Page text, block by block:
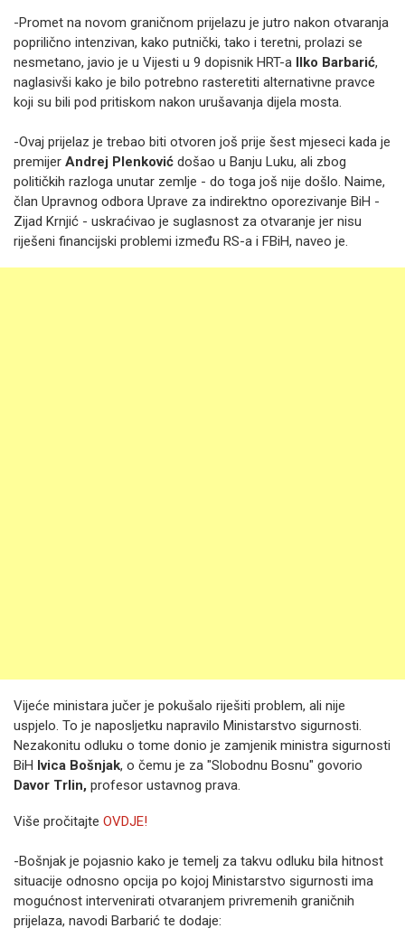
-Promet na novom graničnom prijelazu je jutro nakon otvaranja
poprilično intenzivan, kako putnički, tako i teretni, prolazi se
nesmetano, javio je u Vijesti u 9 dopisnik HRT-a Ilko Barbarić,
naglasivši kako je bilo potrebno rasteretiti alternativne pravce
koji su bili pod pritiskom nakon urušavanja dijela mosta.
-Ovaj prijelaz je trebao biti otvoren još prije šest mjeseci kada je
premijer Andrej Plenković došao u Banju Luku, ali zbog
političkih razloga unutar zemlje - do toga još nije došlo. Naime,
član Upravnog odbora Uprave za indirektno oporezivanje BiH -
Zijad Krnjić - uskraćivao je suglasnost za otvaranje jer nisu
riješeni financijski problemi između RS-a i FBiH, naveo je.
Vijeće ministara jučer je pokušalo riješiti problem, ali nije
uspjelo. To je naposljetku napravilo Ministarstvo sigurnosti.
Nezakonitu odluku o tome donio je zamjenik ministra sigurnosti
BiH Ivica Bošnjak, o čemu je za "Slobodnu Bosnu" govorio
Davor Trlin, profesor ustavnog prava.
Više pročitajte OVDJE!
-Bošnjak je pojasnio kako je temelj za takvu odluku bila hitnost
situacije odnosno opcija po kojoj Ministarstvo sigurnosti ima
mogućnost intervenirati otvaranjem privremenih graničnih
prijelaza, navodi Barbarić te dodaje: